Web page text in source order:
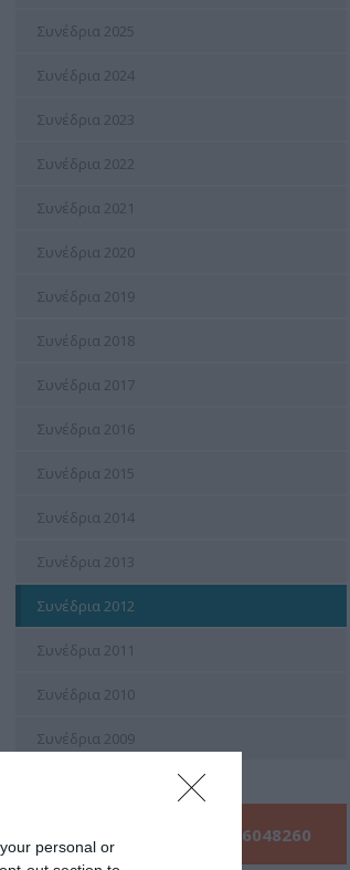
personal or
Συνέδρια 2025
Συνέδρια 2024
Συνέδρια 2023
Συνέδρια 2022
Συνέδρια 2021
Συνέδρια 2020
Συνέδρια 2019
Συνέδρια 2018
Συνέδρια 2017
Συνέδρια 2016
Συνέδρια 2015
Συνέδρια 2014
Συνέδρια 2013
Συνέδρια 2012
Συνέδρια 2011
Συνέδρια 2010
Συνέδρια 2009
210 6048260